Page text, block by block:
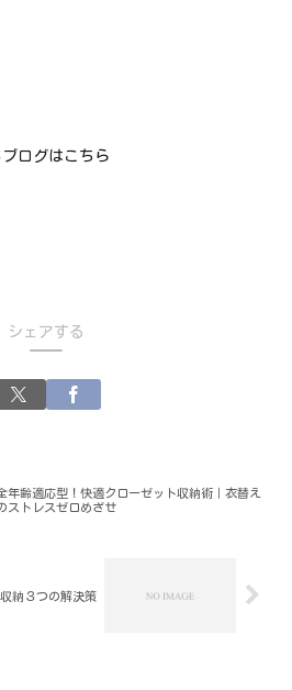
ログはこちら
シェアする
年齢適応型！快適クローゼット収納術｜衣替え
ストレスゼロめざせ
納３つの解決策